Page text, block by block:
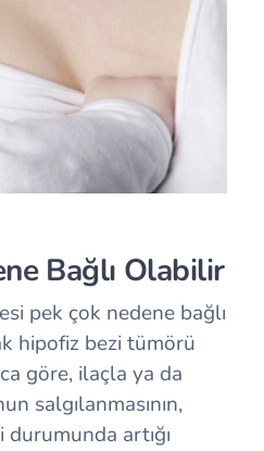
Bağlı Olabilir
pek çok nedene bağlı
hipofiz bezi tümörü
göre, ilaçla ya da
salgılanmasının,
artığı